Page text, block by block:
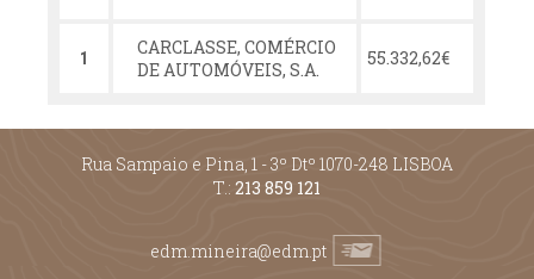
1
CARCLASSE, COMÉRCIO
DE AUTOMÓVEIS, S.A.
55.332,62€
Rua Sampaio e Pina, 1 - 3º Dtº 1070-248 LISBOA
T.: 213 859 121
edm.mineira@edm.pt